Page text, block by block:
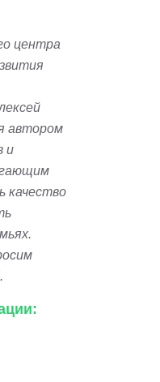
центра
автором
и
качество